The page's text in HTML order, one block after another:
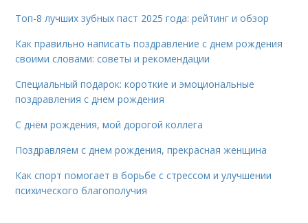
Топ-8 лучших зубных паст 2025 года: рейтинг и обзор
Как правильно написать поздравление с днем рождения
своими словами: советы и рекомендации
Специальный подарок: короткие и эмоциональные
поздравления с днем рождения
С днём рождения, мой дорогой коллега
Поздравляем с днем рождения, прекрасная женщина
Как спорт помогает в борьбе с стрессом и улучшении
психического благополучия